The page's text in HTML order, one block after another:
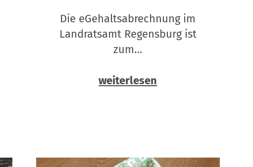
Die eGehaltsabrechnung im
Landratsamt Regensburg ist
zum…
weiterlesen